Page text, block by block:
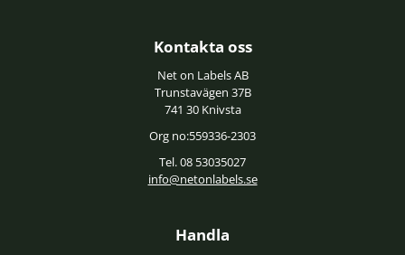
Kontakta oss
Net on Labels AB
Trunstavägen 37B
741 30 Knivsta
Org no:559336-2303
Tel. 08 53035027
info@netonlabels.se
Handla